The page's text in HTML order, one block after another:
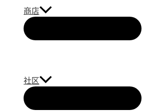
商店
社区